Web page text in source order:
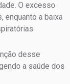
O excesso
enquanto a baixa
desse
a saúde dos